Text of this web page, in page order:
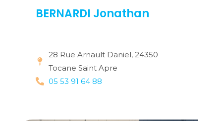
BERNARDI Jonathan
28 Rue Arnault Daniel, 24350
Tocane Saint Apre
05 53 91 64 88